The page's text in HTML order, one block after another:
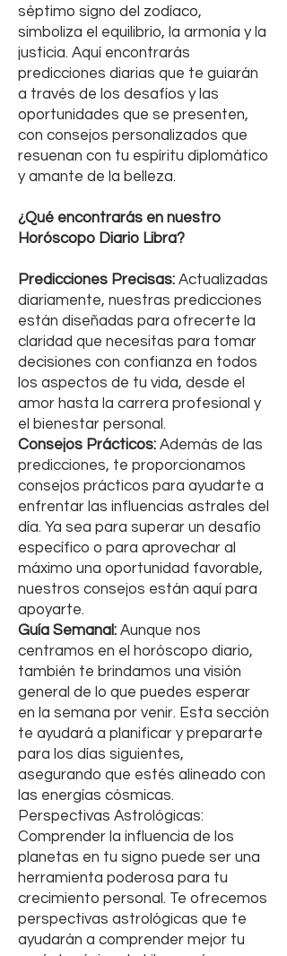
séptimo signo del zodíaco,
simboliza el equilibrio, la armonía y la
justicia. Aquí encontrarás
predicciones diarias que te guiarán
a través de los desafíos y las
oportunidades que se presenten,
con consejos personalizados que
resuenan con tu espíritu diplomático
y amante de la belleza.
¿Qué encontrarás en nuestro
Horóscopo Diario Libra?
Predicciones Precisas: Actualizadas
diariamente, nuestras predicciones
están diseñadas para ofrecerte la
claridad que necesitas para tomar
decisiones con confianza en todos
los aspectos de tu vida, desde el
amor hasta la carrera profesional y
el bienestar personal.
Consejos Prácticos: Además de las
predicciones, te proporcionamos
consejos prácticos para ayudarte a
enfrentar las influencias astrales del
día. Ya sea para superar un desafío
específico o para aprovechar al
máximo una oportunidad favorable,
nuestros consejos están aquí para
apoyarte.
Guía Semanal: Aunque nos
centramos en el horóscopo diario,
también te brindamos una visión
general de lo que puedes esperar
en la semana por venir. Esta sección
te ayudará a planificar y prepararte
para los días siguientes,
asegurando que estés alineado con
las energías cósmicas.
Perspectivas Astrológicas:
Comprender la influencia de los
planetas en tu signo puede ser una
herramienta poderosa para tu
crecimiento personal. Te ofrecemos
perspectivas astrológicas que te
ayudarán a comprender mejor tu